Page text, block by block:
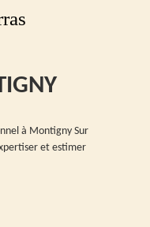
à Montigny Sur
et estimer